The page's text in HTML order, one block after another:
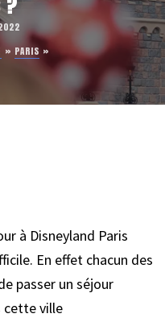
» PARIS »
à Disneyland Paris
En effet chacun des
passer un séjour
cette ville